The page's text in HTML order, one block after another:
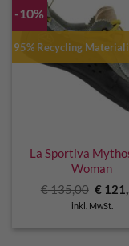
-10%
95% Recycling
La Sportiva
Woman
€135,00
Preis
war:
€
inkl. MwSt.